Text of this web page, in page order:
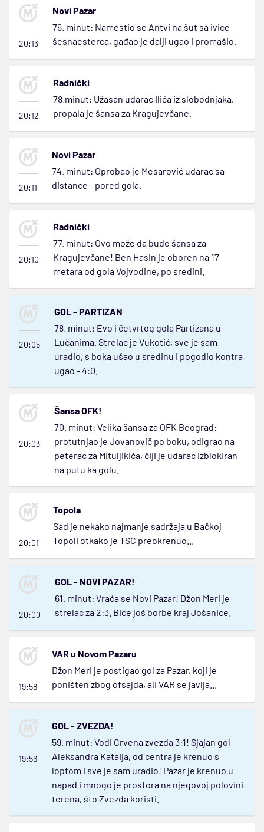
20:13
Novi Pazar
76. minut: Namestio se Antvi na šut sa ivice
šesnaesterca, gađao je dalji ugao i promašio.
20:12
Radnički
78.minut: Užasan udarac Ilića iz slobodnjaka,
propala je šansa za Kragujevčane.
20:11
Novi Pazar
74. minut: Oprobao je Mesarović udarac sa
distance - pored gola.
20:10
Radnički
77. minut: Ovo može da bude šansa za
Kragujevčane! Ben Hasin je oboren na 17
metara od gola Vojvodine, po sredini.
20:05
GOL - PARTIZAN
78. minut: Evo i četvrtog gola Partizana u
Lučanima. Strelac je Vukotić, sve je sam
uradio, s boka ušao u sredinu i pogodio kontra
ugao - 4:0.
20:03
Šansa OFK!
70. minut: Velika šansa za OFK Beograd:
protutnjao je Jovanovič po boku, odigrao na
peterac za Mituljikića, čiji je udarac izblokiran
na putu ka golu.
20:01
Topola
Sad je nekako najmanje sadržaja u Bačkoj
Topoli otkako je TSC preokrenuo...
20:00
GOL - NOVI PAZAR!
61. minut: Vraća se Novi Pazar! Džon Meri je
strelac za 2:3. Biće još borbe kraj Jošanice.
19:58
VAR u Novom Pazaru
Džon Meri je postigao gol za Pazar, koji je
poništen zbog ofsajda, ali VAR se javlja...
19:56
GOL - ZVEZDA!
59. minut: Vodi Crvena zvezda 3:1! Sjajan gol
Aleksandra Kataija, od centra je krenuo s
loptom i sve je sam uradio! Pazar je krenuo u
napad i mnogo je prostora na njegovoj polovini
terena, što Zvezda koristi.